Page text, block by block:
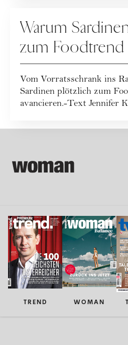
Warum
zum Foodtrend
Vom Vorratsschrank ins
Sardinen plötzlich zum
avancieren.-Text Jennifer
TREND WOMAN